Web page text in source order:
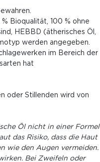
Bioqualität, 100 % ohne
HEBBD (ätherisches Öl,
werden angegeben.
im Bereich der
hat
oder Stillenden wird von
Öl nicht in einer Formel
das Risiko, dass die Haut
wie den Augen vermeiden.
Bei Zweifeln oder